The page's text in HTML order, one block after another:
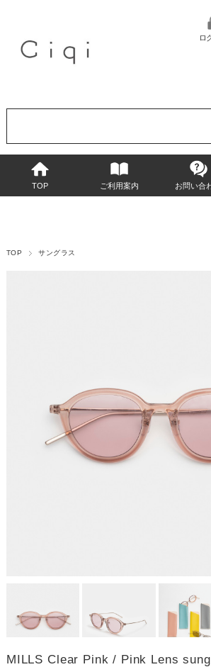
ロ
TOP ご利用案内 お問い合
TOP サングラス
MILLS Clear Pink / Pink Lens